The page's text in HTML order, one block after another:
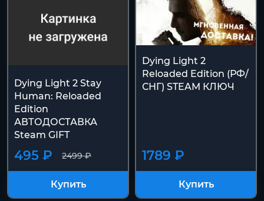
Dying Light 2 Stay
Human: Reloaded
Edition
АВТОДОСТАВКА
Steam GIFT
2499 ₽
495 ₽
Купить
Dying Light 2
Reloaded Edition (РФ/
СНГ) STEAM КЛЮЧ
1789 ₽
Купить